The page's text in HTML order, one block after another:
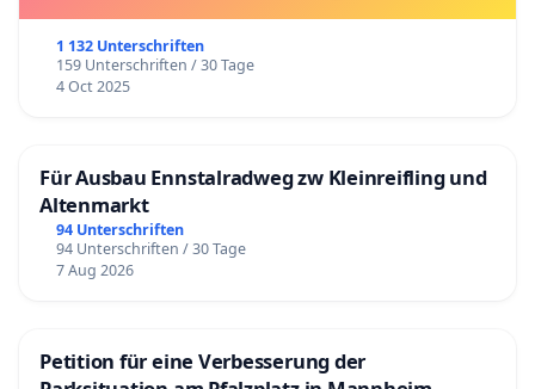
1 132 Unterschriften
159 Unterschriften / 30 Tage
4 Oct 2025
Für Ausbau Ennstalradweg zw Kleinreifling und
Altenmarkt
94 Unterschriften
94 Unterschriften / 30 Tage
7 Aug 2026
Petition für eine Verbesserung der